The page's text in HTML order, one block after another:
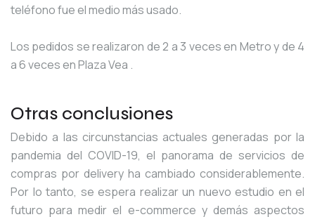
teléfono fue el medio más usado.
Los pedidos se realizaron de 2 a 3 veces en Metro y de 4
a 6 veces en Plaza Vea .
Otras conclusiones
Debido a las circunstancias actuales generadas por la
pandemia del COVID-19, el panorama de servicios de
compras por delivery ha cambiado considerablemente.
Por lo tanto, se espera realizar un nuevo estudio en el
futuro para medir el e-commerce y demás aspectos